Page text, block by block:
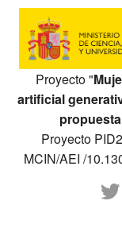
Proyecto "
artificial
Proyecto
MCIN/AEI /